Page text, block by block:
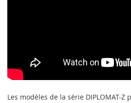
Les modèles de la série DIPLOMAT-Z